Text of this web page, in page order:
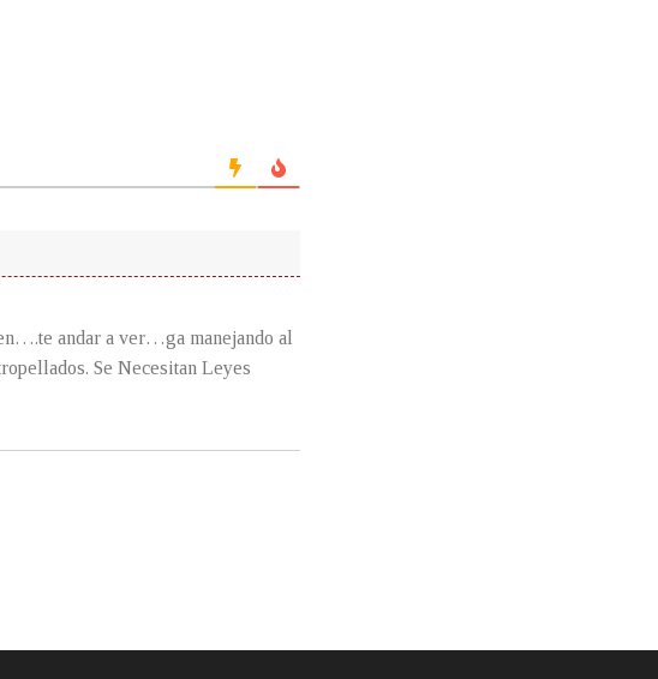
andar a ver…ga manejando al
Se Necesitan Leyes